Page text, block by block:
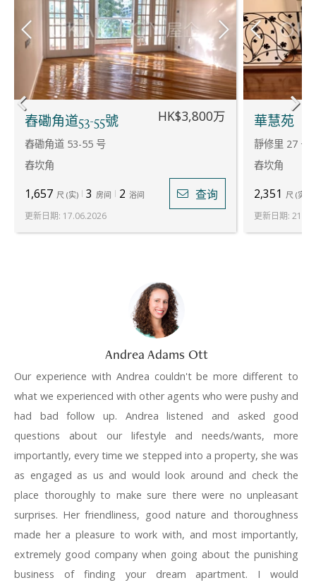
舂磡角道53-55號
舂磡角道 53-55 号
舂坎角
HK$3,800万
1,657 尺 (实) 3 房间 2 浴间 查询
更新日期: 17.06.2026
華慧苑
靜修里 27 号
舂坎角
2,351 尺 (实
更新日期:
Andrea Adams Ott
Our experience with Andrea couldn't be more different to
what we experienced with other agents who were pushy and
had bad follow up. Andrea listened and asked good
questions about our lifestyle and needs/wants, more
importantly, every time we stepped into a property, she was
as engaged as us and would look around and check the
place thoroughly to make sure there were no unpleasant
surprises. Her friendliness, good nature and thoroughness
made her a pleasure to work with, and most importantly,
extremely good company when going about the punishing
business of finding your dream apartment. I would